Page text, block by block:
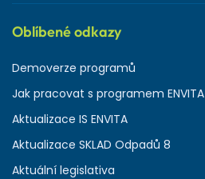
Oblíbené odkazy
Demoverze programů
Jak pracovat s programem ENVITA
Aktualizace IS ENVITA
Aktualizace SKLAD Odpadů 8
Aktuální legislativa